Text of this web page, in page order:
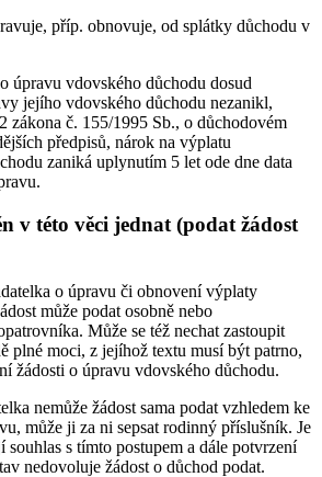
příp. obnovuje, od splátky důchodu v
úpravu vdovského důchodu dosud
jejího vdovského důchodu nezanikl,
zákona č. 155/1995 Sb., o důchodovém
předpisů, nárok na výplatu
zaniká uplynutím 5 let ode dne data
v této věci jednat (podat žádost
o úpravu či obnovení výplaty
může podat osobně nebo
Může se též nechat zastoupit
plné moci, z jejíhož textu musí být patrno,
žádosti o úpravu vdovského důchodu.
nemůže žádost sama podat vzhledem ke
může ji za ni sepsat rodinný příslušník. Je
s tímto postupem a dále potvrzení
nedovoluje žádost o důchod podat.